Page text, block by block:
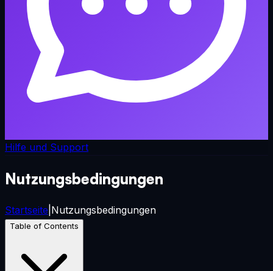
Hilfe und Support
Nutzungsbedingungen
Startseite Nutzungsbedingungen
Table of Contents